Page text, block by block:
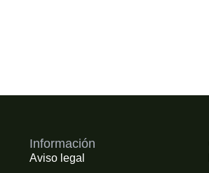
Información
Aviso legal